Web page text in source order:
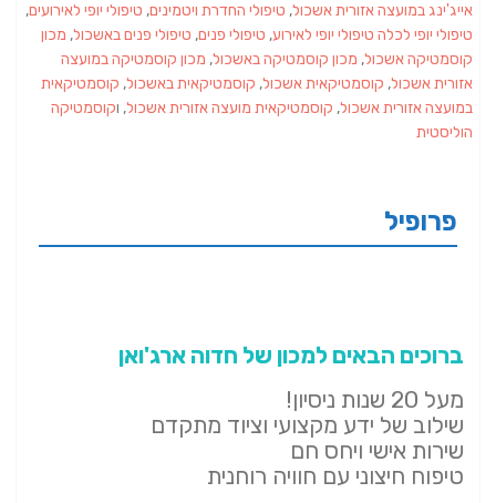
אייג'ינג במועצה אזורית אשכול, טיפולי החדרת ויטמינים, טיפולי יופי לאירועים,
טיפולי יופי לכלה טיפולי יופי לאירוע, טיפולי פנים, טיפולי פנים באשכול, מכון
קוסמטיקה אשכול, מכון קוסמטיקה באשכול, מכון קוסמטיקה במועצה
אזורית אשכול, קוסמטיקאית אשכול, קוסמטיקאית באשכול, קוסמטיקאית
במועצה אזורית אשכול, קוסמטיקאית מועצה אזורית אשכול, וקוסמטיקה
הוליסטית
פרופיל
ברוכים הבאים למכון של חדוה ארג'ואן
מעל 20 שנות ניסיון!
שילוב של ידע מקצועי וציוד מתקדם
שירות אישי ויחס חם
טיפוח חיצוני עם חוויה רוחנית